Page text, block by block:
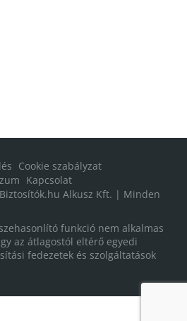
Cookie szabályzat
Kapcsolat
Alkusz Kft. | Minden
funkció nem alkalmas
az átlagostól eltérő egyedi
fedezetek és szolgáltatások